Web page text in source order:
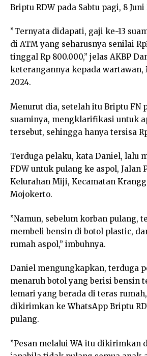
Briptu RDW pada Sabtu pagi, 8 Juni
”Ternyata didapati, gaji ke-13
di ATM yang seharusnya senilai
tinggal Rp 800.000,” jelas AKBP
keterangannya kepada wartawan,
2024.
Menurut dia, setelah itu Briptu FN
suaminya, mengklarifikasi untuk
tersebut, sehingga hanya tersisa
Terduga pelaku, kata Daniel, lalu
FDW untuk pulang ke aspol, Jalan
Kelurahan Miji, Kecamatan
Mojokerto.
”Namun, sebelum korban pulang,
membeli bensin di botol plastic,
rumah aspol,” imbuhnya.
Daniel mengungkapkan, terduga
menaruh botol yang berisi bensin
lemari yang berada di teras
dikirimkan ke WhatsApp Briptu
pulang.
”Pesan melalui WA itu dikirimkan